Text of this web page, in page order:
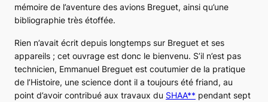
mémoire de l’aventure des avions Breguet, ainsi qu’une
bibliographie très étoffée.
Rien n’avait écrit depuis longtemps sur Breguet et ses
appareils ; cet ouvrage est donc le bienvenu. S’il n’est pas
technicien, Emmanuel Breguet est coutumier de la pratique
de l’Histoire, une science dont il a toujours été friand, au
point d’avoir contribué aux travaux du SHAA** pendant sept